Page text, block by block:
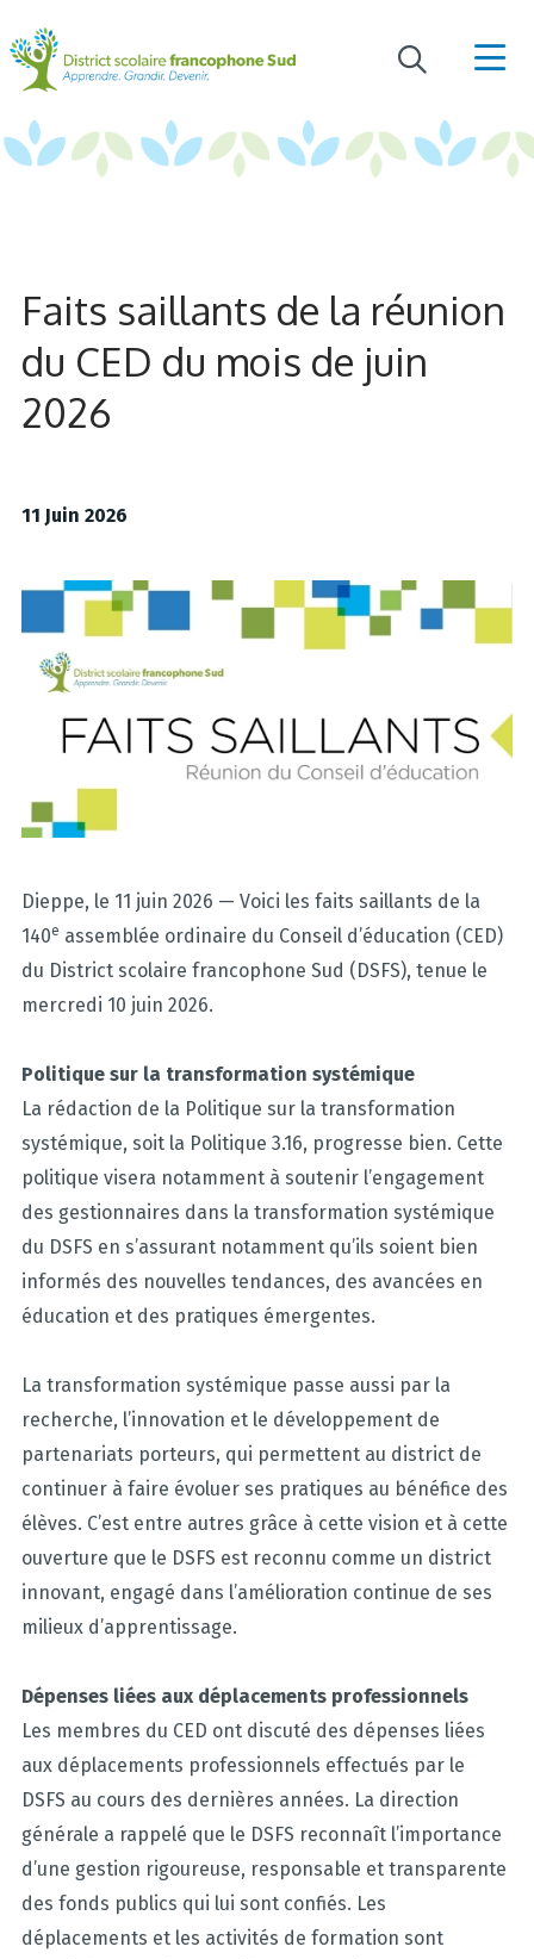
Faits saillants de la réunion
du CED du mois de juin
2026
11 Juin 2026
Dieppe, le 11 juin 2026 — Voici les faits saillants de la
140e assemblée ordinaire du Conseil d’éducation (CED)
du District scolaire francophone Sud (DSFS), tenue le
mercredi 10 juin 2026.
Politique sur la transformation systémique
La rédaction de la Politique sur la transformation
systémique, soit la Politique 3.16, progresse bien. Cette
politique visera notamment à soutenir l’engagement
des gestionnaires dans la transformation systémique
du DSFS en s’assurant notamment qu’ils soient bien
informés des nouvelles tendances, des avancées en
éducation et des pratiques émergentes.
La transformation systémique passe aussi par la
recherche, l’innovation et le développement de
partenariats porteurs, qui permettent au district de
continuer à faire évoluer ses pratiques au bénéfice des
élèves. C’est entre autres grâce à cette vision et à cette
ouverture que le DSFS est reconnu comme un district
innovant, engagé dans l’amélioration continue de ses
milieux d’apprentissage.
Dépenses liées aux déplacements professionnels
Les membres du CED ont discuté des dépenses liées
aux déplacements professionnels effectués par le
DSFS au cours des dernières années. La direction
générale a rappelé que le DSFS reconnaît l’importance
d’une gestion rigoureuse, responsable et transparente
des fonds publics qui lui sont confiés. Les
déplacements et les activités de formation sont